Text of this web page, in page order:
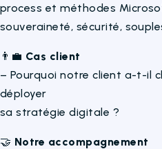
process et méthodes
souveraineté, sécurité,
👨‍💼 Cas client
– Pourquoi notre client a-t-il
déployer
sa stratégie digitale ?
🤝 Notre accompagnement